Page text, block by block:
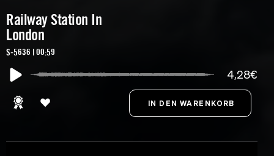
Railway Station In
London
S-5636 | 00:59
4,28€